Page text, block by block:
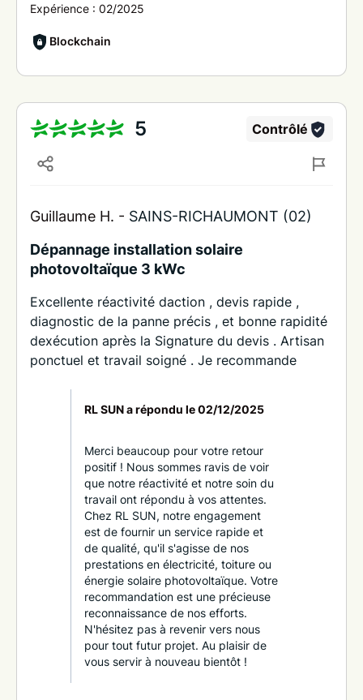
Expérience : 02/2025
Blockchain
5 Contrôlé
Guillaume H. - SAINS-RICHAUMONT (02)
Dépannage installation solaire
photovoltaïque 3 kWc
Excellente réactivité daction , devis rapide ,
diagnostic de la panne précis , et bonne rapidité
dexécution après la Signature du devis . Artisan
ponctuel et travail soigné . Je recommande
RL SUN a répondu le02/12/2025
Merci beaucoup pour votre retour
positif ! Nous sommes ravis de voir
que notre réactivité et notre soin du
travail ont répondu à vos attentes.
Chez RL SUN, notre engagement
est de fournir un service rapide et
de qualité, qu'il s'agisse de nos
prestations en électricité, toiture ou
énergie solaire photovoltaïque. Votre
recommandation est une précieuse
reconnaissance de nos efforts.
N'hésitez pas à revenir vers nous
pour tout futur projet. Au plaisir de
vous servir à nouveau bientôt !